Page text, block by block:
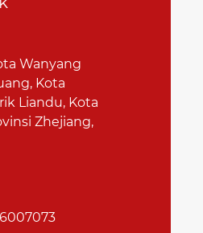
Wanyang
Kota
Liandu, Kota
Zhejiang,